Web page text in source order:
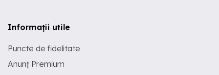
Informații utile
Puncte de fidelitate
Anunț Premium